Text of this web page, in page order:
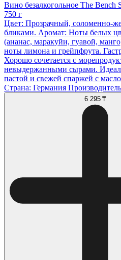
Вино безалкогольное The Bench
750 г
Цвет: Прозрачный, соломенно-
бликами. Аромат: Ноты белых
(ананас, маракуйи, гуавой,
ноты лимона и грейпфрута.
Хорошо сочетается с
невыдержанными сырами.
пастой и свежей спаржей с
Страна: Германия
6 295 ₸